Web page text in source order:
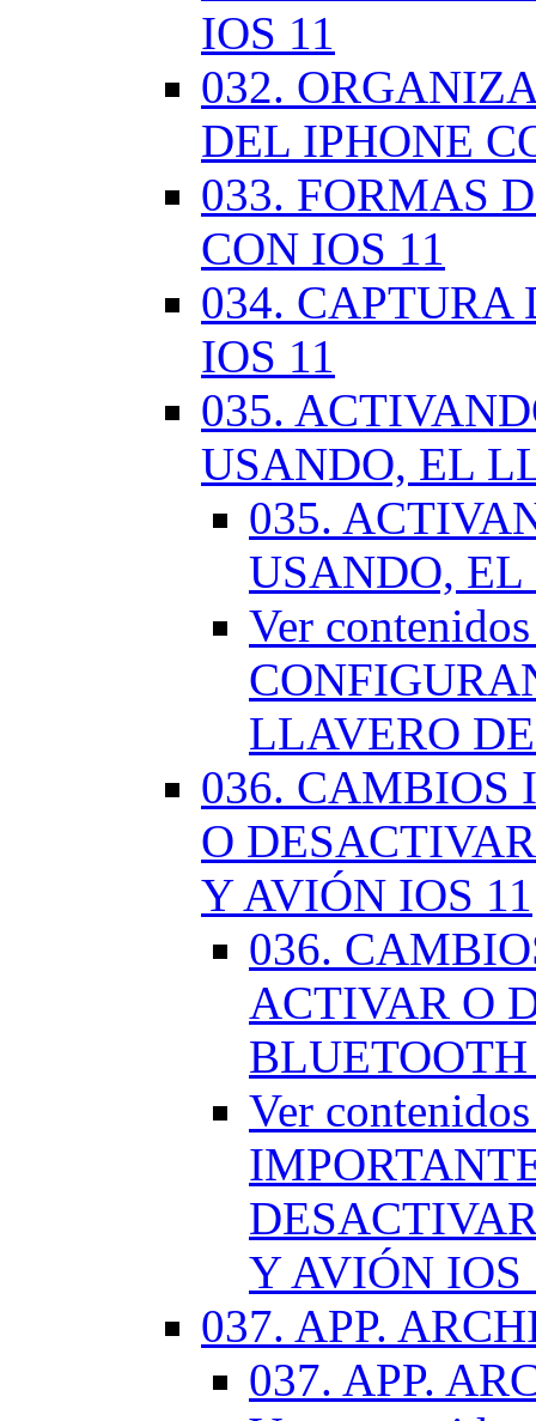
IOS 11
032.
DEL IPHONE
033. FORMAS
CON IOS 11
034. CAPTURA
IOS 11
035.
USANDO, EL
035.
USANDO,
Ver
LLAVERO
036. CAMBIOS
O
Y AVIÓN IOS 11
036.
ACTIVAR O
Ver
Y AVIÓN IOS
037. APP.
037. APP.